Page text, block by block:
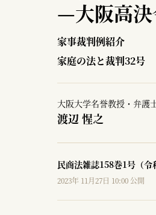
—大阪高
家事裁判例紹介
家庭の法と裁判32号
大阪大学名誉教授・弁護
渡辺 惺之
民商法雑誌158巻1号（
2023年 11月27日 10:00 公開